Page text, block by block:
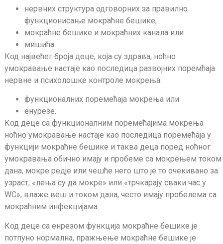
нервних структура одговорних за правилно
функционисање мокраћне бешике,
мокраћне бешике и мокраћних канала или
мишића
Код највећег броја деце, која су здрава, ноћно
умокравање настаје као последица развојних поремћаја
нервне и психолошке контроле мокрења:
функционалних поремећаја мокрења или
енурезе.
Код деце са функционалним поремећајима мокрења
ноћно умокравање настаје као последица поремећаја у
функцији мокраћне бешике и таква деца поред ноћног
умокравања обично имају и пробеме са мокрењем током
дана, мокре редје или чешће него што је то очекивано за
узраст, «лења су да мокре» или «трчкарају сваки час у
WC», влаже веш и током дана, често имају пробелема са
мокраћним инфекцијама.
Код деце са енрезом функција мокраћне бешике је
потпуно нормална, пражњење мокраћне бешике је